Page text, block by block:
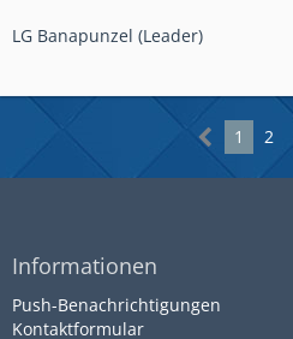
LG Banapunzel (Leader)
1 2
Informationen
Push-Benachrichtigungen
Kontaktformular